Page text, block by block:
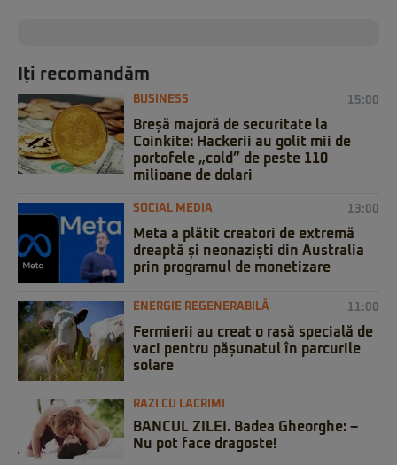
Iți recomandăm
BUSINESS 15:00
Breșă majoră de securitate la
Coinkite: Hackerii au golit mii de
portofele „cold” de peste 110
milioane de dolari
SOCIAL MEDIA 13:00
Meta a plătit creatori de extremă
dreaptă și neonaziști din Australia
prin programul de monetizare
ENERGIE REGENERABILĂ 11:00
Fermierii au creat o rasă specială de
vaci pentru pășunatul în parcurile
solare
RAZI CU LACRIMI
BANCUL ZILEI. Badea Gheorghe: –
Nu pot face dragoste!